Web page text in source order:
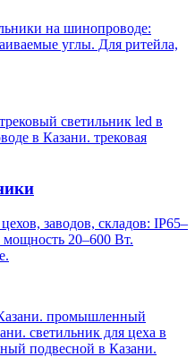
на шинопроводе:
углы. Для ритейла,
светильник led в
в Казани. трековая
заводов, складов: IP65–
20–600 Вт.
промышленный
светильник для цеха в
подвесной в Казани.